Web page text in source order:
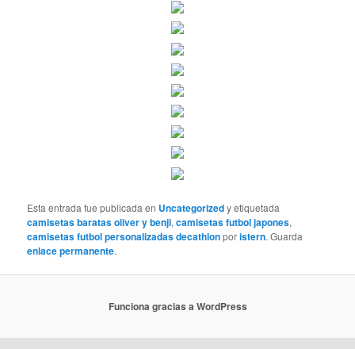
Esta entrada fue publicada en Uncategorizedy etiquetada
camisetas baratas oliver y benji,camisetas futbol japones,
camisetas futbol personalizadas decathlonporistern. Guarda
enlace permanente.
Funciona gracias a WordPress